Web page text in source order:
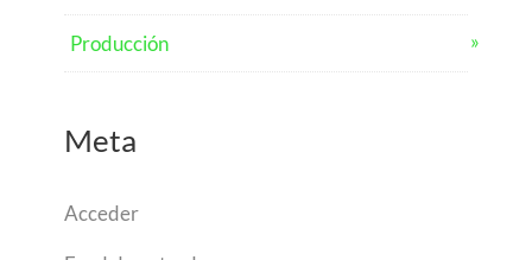
Producción
Meta
Acceder